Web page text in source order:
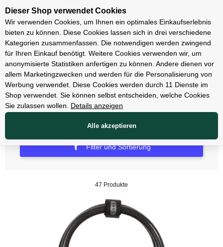
Unsere Filialen
Schlösser
Zubehör Schlösser
Filter und Sortierung
47 Produkte
Dieser Shop verwendet Cookies
Wir verwenden Cookies, um Ihnen ein optimales Einkaufserlebnis
bieten zu können. Diese Cookies lassen sich in drei verschiedene
Kategorien zusammenfassen. Die notwendigen werden zwingend
für Ihren Einkauf benötigt. Weitere Cookies verwenden wir, um
anonymisierte Statistiken anfertigen zu können. Andere dienen vor
allem Marketingzwecken und werden für die Personalisierung von
Werbung verwendet. Diese Cookies werden durch 11 Dienste im
Shop verwendet. Sie können selbst entscheiden, welche Cookies
Sie zulassen wollen.
Details anzeigen
Alle akzeptieren